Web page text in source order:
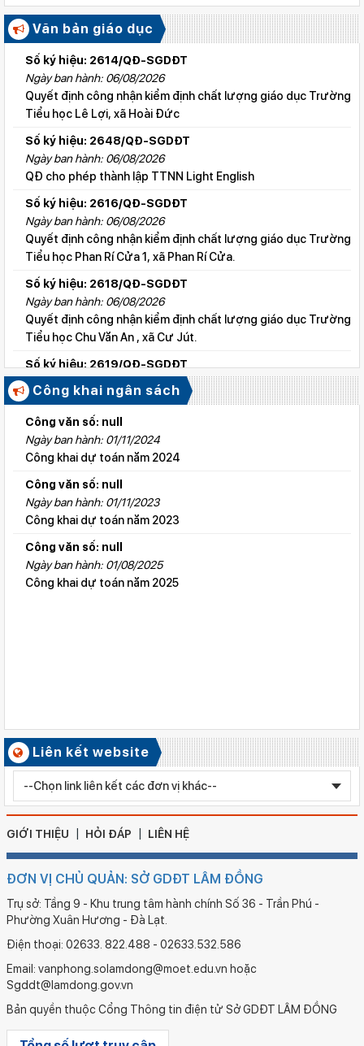
quốc gia
Văn bản giáo dục
Số ký hiệu: 2614/QĐ-SGDĐT
Ngày ban hành: 06/08/2026
Quyết định công nhận kiểm định chất lượng giáo dục Trường
Tiểu học Lê Lợi, xã Hoài Đức
Số ký hiệu: 2648/QĐ-SGDĐT
Ngày ban hành: 06/08/2026
QĐ cho phép thành lập TTNN Light English
Số ký hiệu: 2616/QĐ-SGDĐT
Ngày ban hành: 06/08/2026
Quyết định công nhận kiểm định chất lượng giáo dục Trường
Tiểu học Phan Rí Cửa 1, xã Phan Rí Cửa.
Số ký hiệu: 2618/QĐ-SGDĐT
Ngày ban hành: 06/08/2026
Quyết định công nhận kiểm định chất lượng giáo dục Trường
Tiểu học Chu Văn An , xã Cư Jút.
Số ký hiệu: 2619/QĐ-SGDĐT
Ngày ban hành: 06/08/2026
Quyết định công nhận kiểm định chất lượng giáo dục Trường
Tiểu học Lý Tự Trọng , xã Cư Jút.
Số ký hiệu: 2615/QĐ-SGDĐT
Ngày ban hành: 06/08/2026
Quyết định công nhận kiểm định chất lượng giáo dục Trường
Tiểu học Nguyễn Bỉnh Khiêm, xã Đức linh.
Số ký hiệu: 2647/QĐ-SGDĐT
Ngày ban hành: 06/08/2026
QĐ cho phép thành lập TTNN-TH Anh Việt
Số ký hiệu: 2617/QĐ-SGDĐT
Số ký hiệu: 2577/QĐ-SGDĐT
Ngày ban hành: 05/08/2026
Chỉnh sửa bằng TN THPT LÊ HUỲNH NHƯ HẬU
Công khai ngân sách
Công văn số: null
Ngày ban hành: 01/11/2024
Công khai dự toán năm 2024
Công văn số: null
Ngày ban hành: 01/11/2023
Công khai dự toán năm 2023
Công văn số: null
Ngày ban hành: 01/08/2025
Công khai dự toán năm 2025
Liên kết website
GIỚI THIỆU HỎI ĐÁP LIÊN HỆ
ĐƠN VỊ CHỦ QUẢN: SỞ GDĐT LÂM ĐỒNG
Trụ sở: Tầng 9 - Khu trung tâm hành chính Số 36 - Trần Phú -
Phường Xuân Hương - Đà Lạt.
Điện thoại: 02633. 822.488 - 02633.532.586
Email: vanphong.solamdong@moet.edu.vn hoặc
Sgddt@lamdong.gov.vn
Bản quyền thuộc Cổng Thông tin điện tử Sở GDĐT LÂM ĐỒNG